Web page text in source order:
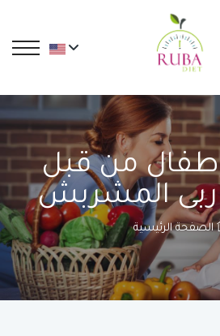
من قبل
ربى المشربش
الصفحة الرئيسية